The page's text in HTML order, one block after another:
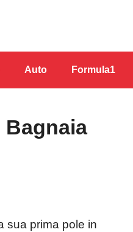
Auto Formula1
Bagnaia
sua prima pole in